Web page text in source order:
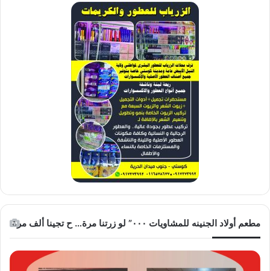
مطعم أولاد الجنينه للمشاويات ٠٠٠” لو زرتنا مرة… ح تجينا ألف مرة